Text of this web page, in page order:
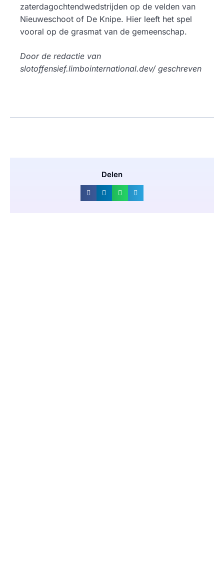
zaterdagochtendwedstrijden op de velden van
Nieuweschoot of De Knipe. Hier leeft het spel
vooral op de grasmat van de gemeenschap.
Door de redactie van
slotoffensief.limbointernational.dev/ geschreven
Delen